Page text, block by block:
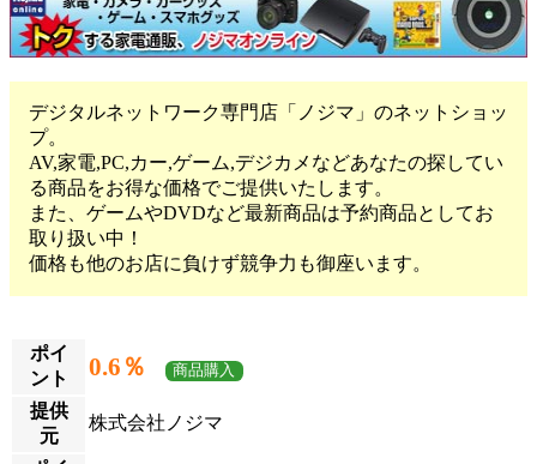
デジタルネットワーク専門店「ノジマ」のネットショッ
プ。
AV,家電,PC,カー,ゲーム,デジカメなどあなたの探してい
る商品をお得な価格でご提供いたします。
また、ゲームやDVDなど最新商品は予約商品としてお
取り扱い中！
価格も他のお店に負けず競争力も御座います。
ポイ
ント
0.6％ 商品購入
提供
元
株式会社ノジマ